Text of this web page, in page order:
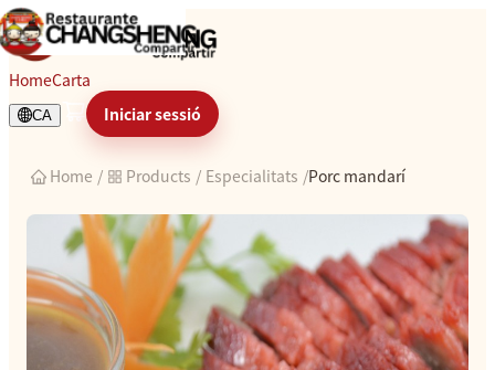
Porc mandarí
HomeCarta
CA Iniciar sessió
Home / Products / Especialitats /Porc mandarí